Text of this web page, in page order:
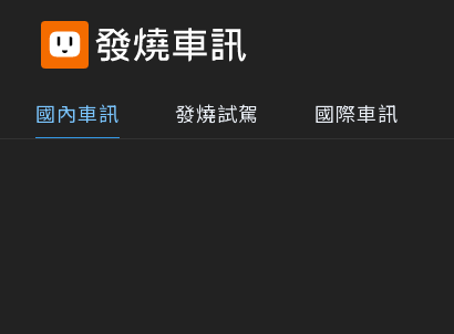
國內車訊 發燒試駕 國際車訊